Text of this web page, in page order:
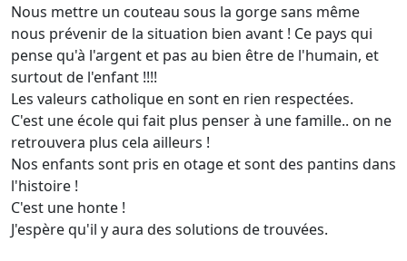
Nous mettre un couteau sous la gorge sans même
nous prévenir de la situation bien avant ! Ce pays qui
pense qu'à l'argent et pas au bien être de l'humain, et
surtout de l'enfant !!!!
Les valeurs catholique en sont en rien respectées.
C'est une école qui fait plus penser à une famille.. on ne
retrouvera plus cela ailleurs !
Nos enfants sont pris en otage et sont des pantins dans
l'histoire !
C'est une honte !
J'espère qu'il y aura des solutions de trouvées.